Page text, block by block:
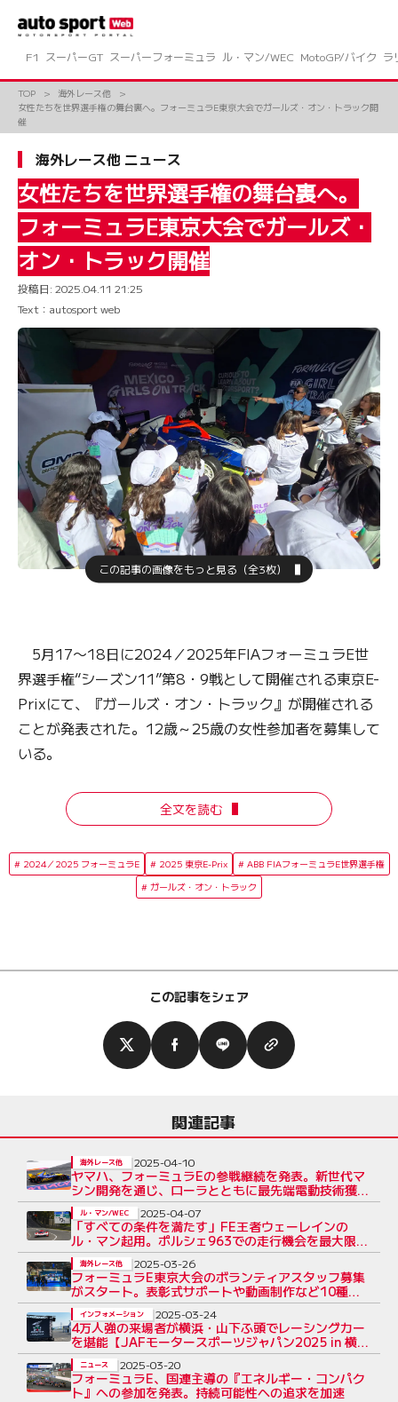
ツ
F1 スーパーGT スーパーフォーミュラ ル・マン/WEC MotoGP/バイク ラ
TOP
海外レース他
女性たちを世界選手権の舞台裏へ。フォーミュラE東京大会でガールズ・オン・トラック開
催
海外レース他 ニュース
女性たちを世界選手権の舞台裏へ。
フォーミュラE東京大会でガールズ・
オン・トラック開催
投稿日: 2025.04.11 21:25
Text：autosport web
この記事の画像をもっと見る（全3枚）
5月17〜18日に2024／2025年FIAフォーミュラE世
界選手権“シーズン11”第8・9戦として開催される東京E-
Prixにて、『ガールズ・オン・トラック』が開催される
ことが発表された。12歳～25歳の女性参加者を募集して
いる。
全文を読む
2024／2025 フォーミュラE 2025 東京E-Prix
ABB FIAフォーミュラE世界選手権
ガールズ・オン・トラック
この記事をシェア
関連記事
ヤマハ、フォーミュラEの参戦継続を発表。新世代マ
シン開発を通じ、ローラとともに最先端電動技術獲得
へ
海外レース他 2025-04-10
「すべての条件を満たす」FE王者ウェーレインの
ル・マン起用。ポルシェ963での走行機会を最大限活
用へ
ル・マン/WEC 2025-04-07
フォーミュラE東京大会のボランティアスタッフ募集
がスタート。表彰式サポートや動画制作など10種以
上
海外レース他 2025-03-26
4万人強の来場者が横浜・山下ふ頭でレーシングカー
を堪能【JAFモータースポーツジャパン2025 in 横
浜】
インフォメーション 2025-03-24
フォーミュラE、国連主導の『エネルギー・コンパク
ト』への参加を発表。持続可能性への追求を加速
ニュース 2025-03-20